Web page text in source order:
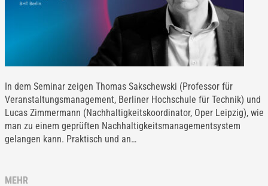
In dem Seminar zeigen Thomas Sakschewski (Professor für
Veranstaltungsmanagement, Berliner Hochschule für Technik) und
Lucas Zimmermann (Nachhaltigkeitskoordinator, Oper Leipzig), wie
man zu einem geprüften Nachhaltigkeitsmanagementsystem
gelangen kann. Praktisch und an…
MEHR